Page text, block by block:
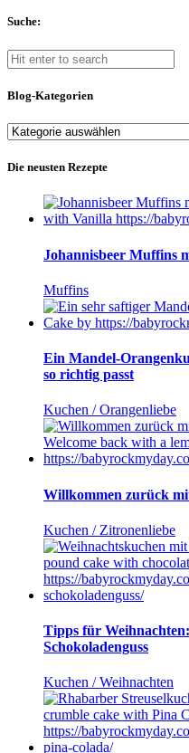
Suche:
Blog-Kategorien
Blog-
Die neusten Rezepte
Johannisbeer Muffins
Muffins
Ein Mandel-
so richtig passt
Kuchen / Orangenliebe
Willkommen zurück
Kuchen / Zitronenliebe
Tipps für
Schokoladenguss
Kuchen / Weihnachten